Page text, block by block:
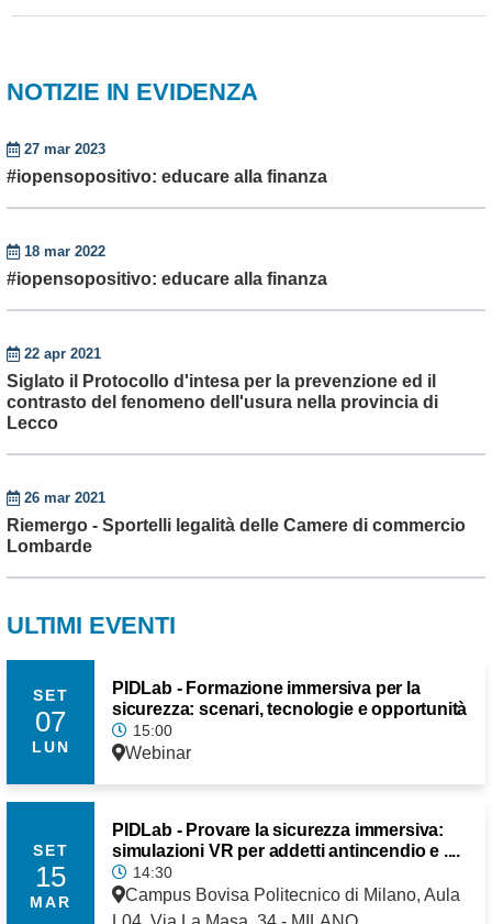
NOTIZIE IN EVIDENZA
27 mar 2023
#iopensopositivo: educare alla finanza
18 mar 2022
#iopensopositivo: educare alla finanza
22 apr 2021
Siglato il Protocollo d'intesa per la prevenzione ed il
contrasto del fenomeno dell'usura nella provincia di
Lecco
26 mar 2021
Riemergo - Sportelli legalità delle Camere di commercio
Lombarde
ULTIMI EVENTI
SET
07
LUN
PIDLab - Formazione immersiva per la
sicurezza: scenari, tecnologie e opportunità
15:00
Webinar
SET
15
MAR
PIDLab - Provare la sicurezza immersiva:
simulazioni VR per addetti antincendio e ....
14:30
Campus Bovisa Politecnico di Milano, Aula